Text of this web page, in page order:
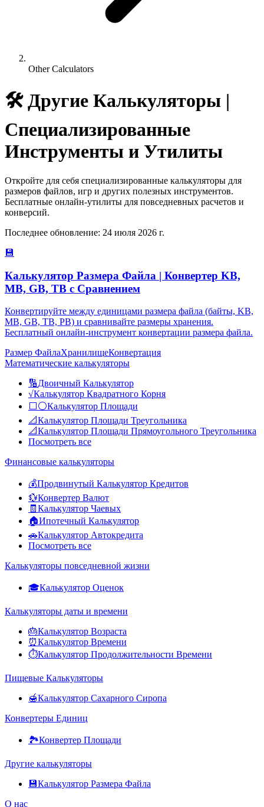
Other Calculators
🛠️Другие Калькуляторы |
Специализированные
Инструменты и Утилиты
Откройте для себя специализированные калькуляторы для
размеров файлов, игр и других полезных инструментов.
Бесплатные онлайн-утилиты для повседневных расчетов и
конверсий.
Последнее обновление: 24 июля 2026 г.
💾
Калькулятор Размера Файла | Конвертер KB,
MB, GB, TB с Сравнением
Конвертируйте между единицами размера файла (байты, KB,
MB, GB, TB, PB) и сравнивайте размеры хранения.
Бесплатный онлайн-инструмент конвертации размера файла.
Размер ФайлаХранилищеКонвертация
Математические калькуляторы
🔢Двоичный Калькулятор
√Калькулятор Квадратного Корня
⬜⚪Калькулятор Площади
📐Калькулятор Площади Треугольника
📐Калькулятор Площади Прямоугольного Треугольника
Посмотреть все
Финансовые калькуляторы
💰Продвинутый Калькулятор Кредитов
💱Конвертер Валют
🧾 Калькулятор Чаевых
🏠Ипотечный Калькулятор
🚗Калькулятор Автокредита
Посмотреть все
Калькуляторы повседневной жизни
🎓Калькулятор Оценок
Калькуляторы даты и времени
🎂Калькулятор Возраста
⏰Калькулятор Времени
⏱️Калькулятор Продолжительности Времени
Пищевые Калькуляторы
🍯Калькулятор Сахарного Сиропа
Конвертеры Единиц
🏞️Конвертер Площади
Другие калькуляторы
💾Калькулятор Размера Файла
О нас